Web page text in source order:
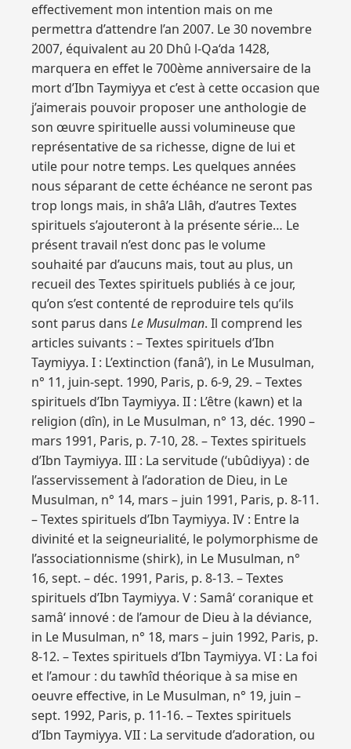
effectivement mon intention mais on me
permettra d’attendre l’an 2007. Le 30 novembre
2007, équivalent au 20 Dhû l-Qa‘da 1428,
marquera en effet le 700ème anniversaire de la
mort d’Ibn Taymiyya et c’est à cette occasion que
j’aimerais pouvoir proposer une anthologie de
son œuvre spirituelle aussi volumineuse que
représentative de sa richesse, digne de lui et
utile pour notre temps. Les quelques années
nous séparant de cette échéance ne seront pas
trop longs mais, in shâ’a Llâh, d’autres Textes
spirituels s’ajouteront à la présente série… Le
présent travail n’est donc pas le volume
souhaité par d’aucuns mais, tout au plus, un
recueil des Textes spirituels publiés à ce jour,
qu’on s’est contenté de reproduire tels qu’ils
sont parus dans Le Musulman. Il comprend les
articles suivants : – Textes spirituels d’Ibn
Taymiyya. I : L’extinction (fanâ’), in Le Musulman,
n° 11, juin-sept. 1990, Paris, p. 6-9, 29. – Textes
spirituels d’Ibn Taymiyya. II : L’être (kawn) et la
religion (dîn), in Le Musulman, n° 13, déc. 1990 –
mars 1991, Paris, p. 7-10, 28. – Textes spirituels
d’Ibn Taymiyya. III : La servitude (‘ubûdiyya) : de
l’asservissement à l’adoration de Dieu, in Le
Musulman, n° 14, mars – juin 1991, Paris, p. 8-11.
– Textes spirituels d’Ibn Taymiyya. IV : Entre la
divinité et la seigneurialité, le polymorphisme de
l’associationnisme (shirk), in Le Musulman, n°
16, sept. – déc. 1991, Paris, p. 8-13. – Textes
spirituels d’Ibn Taymiyya. V : Samâ‘ coranique et
samâ‘ innové : de l’amour de Dieu à la déviance,
in Le Musulman, n° 18, mars – juin 1992, Paris, p.
8-12. – Textes spirituels d’Ibn Taymiyya. VI : La foi
et l’amour : du tawhîd théorique à sa mise en
oeuvre effective, in Le Musulman, n° 19, juin –
sept. 1992, Paris, p. 11-16. – Textes spirituels
d’Ibn Taymiyya. VII : La servitude d’adoration, ou